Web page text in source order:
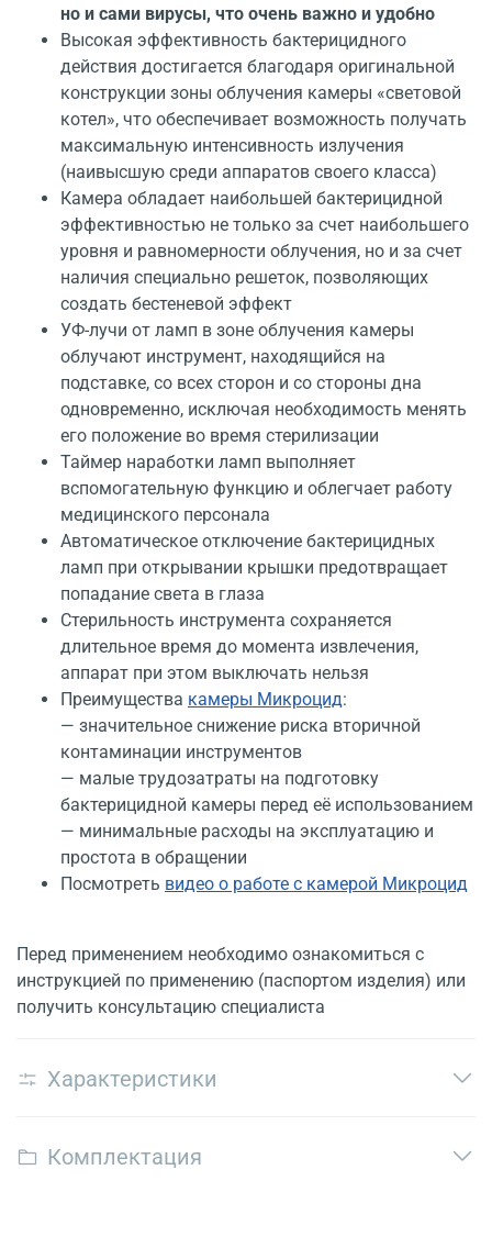
но и сами вирусы, что очень важно и удобно
Высокая эффективность бактерицидного
действия достигается благодаря оригинальной
конструкции зоны облучения камеры «световой
котел», что обеспечивает возможность получать
максимальную интенсивность излучения
(наивысшую среди аппаратов своего класса)
Камера обладает наибольшей бактерицидной
эффективностью не только за счет наибольшего
уровня и равномерности облучения, но и за счет
наличия специально решеток, позволяющих
создать бестеневой эффект
УФ-лучи от ламп в зоне облучения камеры
облучают инструмент, находящийся на
подставке, со всех сторон и со стороны дна
одновременно, исключая необходимость менять
его положение во время стерилизации
Таймер наработки ламп выполняет
вспомогательную функцию и облегчает работу
медицинского персонала
Автоматическое отключение бактерицидных
ламп при открывании крышки предотвращает
попадание света в глаза
Стерильность инструмента сохраняется
длительное время до момента извлечения,
аппарат при этом выключать нельзя
Преимущества камеры Микроцид:
— значительное снижение риска вторичной
контаминации инструментов
— малые трудозатраты на подготовку
бактерицидной камеры перед её использованием
— минимальные расходы на эксплуатацию и
простота в обращении
Посмотреть видео о работе с камерой Микроцид
Перед применением необходимо ознакомиться с
инструкцией по применению (паспортом изделия) или
получить консультацию специалиста
Характеристики
Комплектация